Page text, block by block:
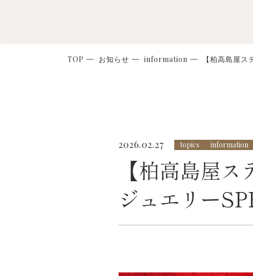
TOP お知らせ information 【柏高島屋
2026.02.27 topics information
【柏高島屋
ジュエリー